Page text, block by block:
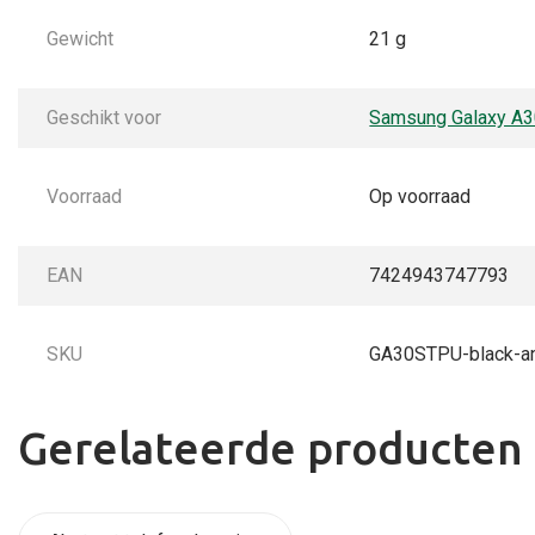
Gewicht 21 g
Geschikt voor Samsung Galaxy
Voorraad Op voorraad
EAN 7424943747793
SKU GA30STPU-black-
Gerelateerde producten